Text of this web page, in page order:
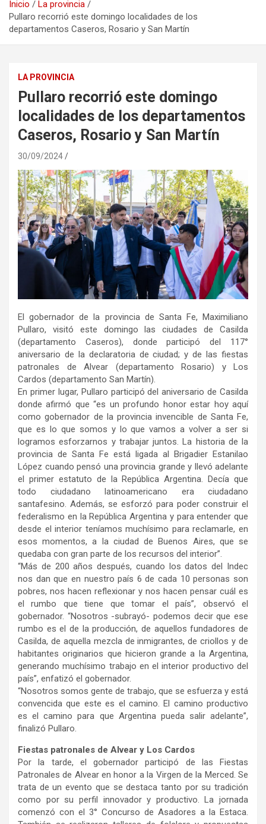
Inicio
La provincia
Pullaro recorrió este domingo localidades de los
departamentos Caseros, Rosario y San Martín
LA PROVINCIA
Pullaro recorrió este domingo
localidades de los departamentos
Caseros, Rosario y San Martín
30/09/2024
El gobernador de la provincia de Santa Fe, Maximiliano
Pullaro, visitó este domingo las ciudades de Casilda
(departamento Caseros), donde participó del 117°
aniversario de la declaratoria de ciudad; y de las fiestas
patronales de Alvear (departamento Rosario) y Los
Cardos (departamento San Martín).
En primer lugar, Pullaro participó del aniversario de Casilda
donde afirmó que “es un profundo honor estar hoy aquí
como gobernador de la provincia invencible de Santa Fe,
que es lo que somos y lo que vamos a volver a ser si
logramos esforzarnos y trabajar juntos. La historia de la
provincia de Santa Fe está ligada al Brigadier Estanilao
López cuando pensó una provincia grande y llevó adelante
el primer estatuto de la República Argentina. Decía que
todo ciudadano latinoamericano era ciudadano
santafesino. Además, se esforzó para poder construir el
federalismo en la República Argentina y para entender que
desde el interior teníamos muchísimo para reclamarle, en
esos momentos, a la ciudad de Buenos Aires, que se
quedaba con gran parte de los recursos del interior”.
“Más de 200 años después, cuando los datos del Indec
nos dan que en nuestro país 6 de cada 10 personas son
pobres, nos hacen reflexionar y nos hacen pensar cuál es
el rumbo que tiene que tomar el país”, observó el
gobernador. “Nosotros -subrayó- podemos decir que ese
rumbo es el de la producción, de aquellos fundadores de
Casilda, de aquella mezcla de inmigrantes, de criollos y de
habitantes originarios que hicieron grande a la Argentina,
generando muchísimo trabajo en el interior productivo del
país”, enfatizó el gobernador.
“Nosotros somos gente de trabajo, que se esfuerza y está
convencida que este es el camino. El camino productivo
es el camino para que Argentina pueda salir adelante”,
finalizó Pullaro.
Fiestas patronales de Alvear y Los Cardos
Por la tarde, el gobernador participó de las Fiestas
Patronales de Alvear en honor a la Virgen de la Merced. Se
trata de un evento que se destaca tanto por su tradición
como por su perfil innovador y productivo. La jornada
comenzó con el 3° Concurso de Asadores a la Estaca.